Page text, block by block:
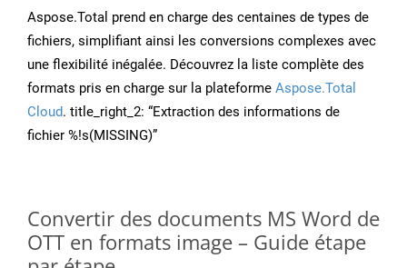
Aspose.Total prend en charge des centaines de types de
fichiers, simplifiant ainsi les conversions complexes avec
une flexibilité inégalée. Découvrez la liste complète des
formats pris en charge sur la plateforme Aspose.Total
Cloud. title_right_2: “Extraction des informations de
fichier %!s(MISSING)”
Convertir des documents MS Word de
OTT en formats image – Guide étape